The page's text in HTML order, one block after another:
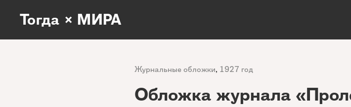
Тогда × МИРА
Журнальные обложки, 1927 год
Обложка журнала